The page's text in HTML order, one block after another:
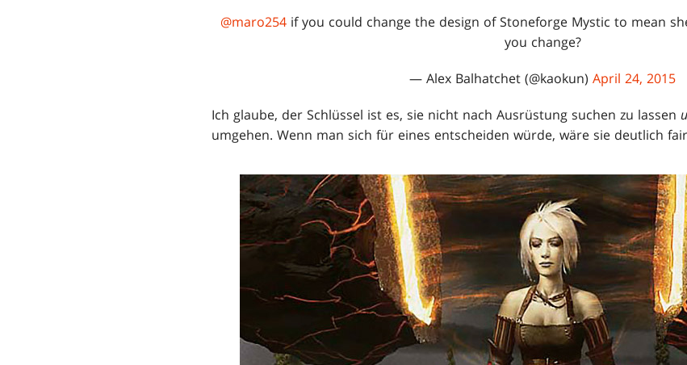
@maro254 if you could change the design of Stoneforge Mystic to mean
you change?
— Alex Balhatchet (@kaokun) April 24, 2015
Ich glaube, der Schlüssel ist es, sie nicht nach Ausrüstung suchen zu lassen
umgehen. Wenn man sich für eines entscheiden würde, wäre sie deutlich